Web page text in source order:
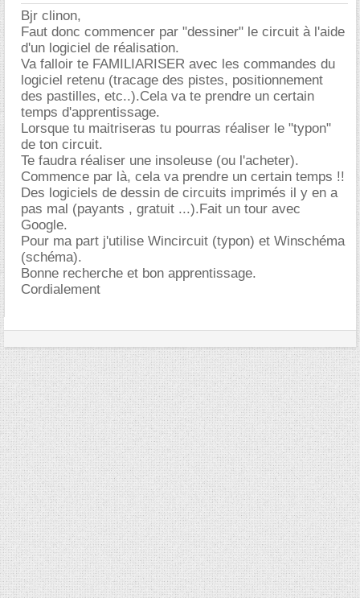
Bjr clinon,
Faut donc commencer par "dessiner" le circuit à l'aide
d'un logiciel de réalisation.
Va falloir te FAMILIARISER avec les commandes du
logiciel retenu (tracage des pistes, positionnement
des pastilles, etc..).Cela va te prendre un certain
temps d'apprentissage.
Lorsque tu maitriseras tu pourras réaliser le "typon"
de ton circuit.
Te faudra réaliser une insoleuse (ou l'acheter).
Commence par là, cela va prendre un certain temps !!
Des logiciels de dessin de circuits imprimés il y en a
pas mal (payants , gratuit ...).Fait un tour avec
Google.
Pour ma part j'utilise Wincircuit (typon) et Winschéma
(schéma).
Bonne recherche et bon apprentissage.
Cordialement